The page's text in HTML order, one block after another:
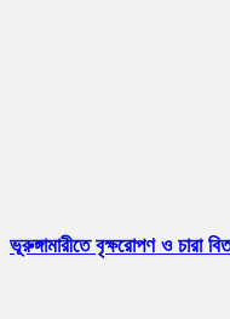
ভূরুঙ্গামারীতে বৃক্ষরোপণ ও চারা